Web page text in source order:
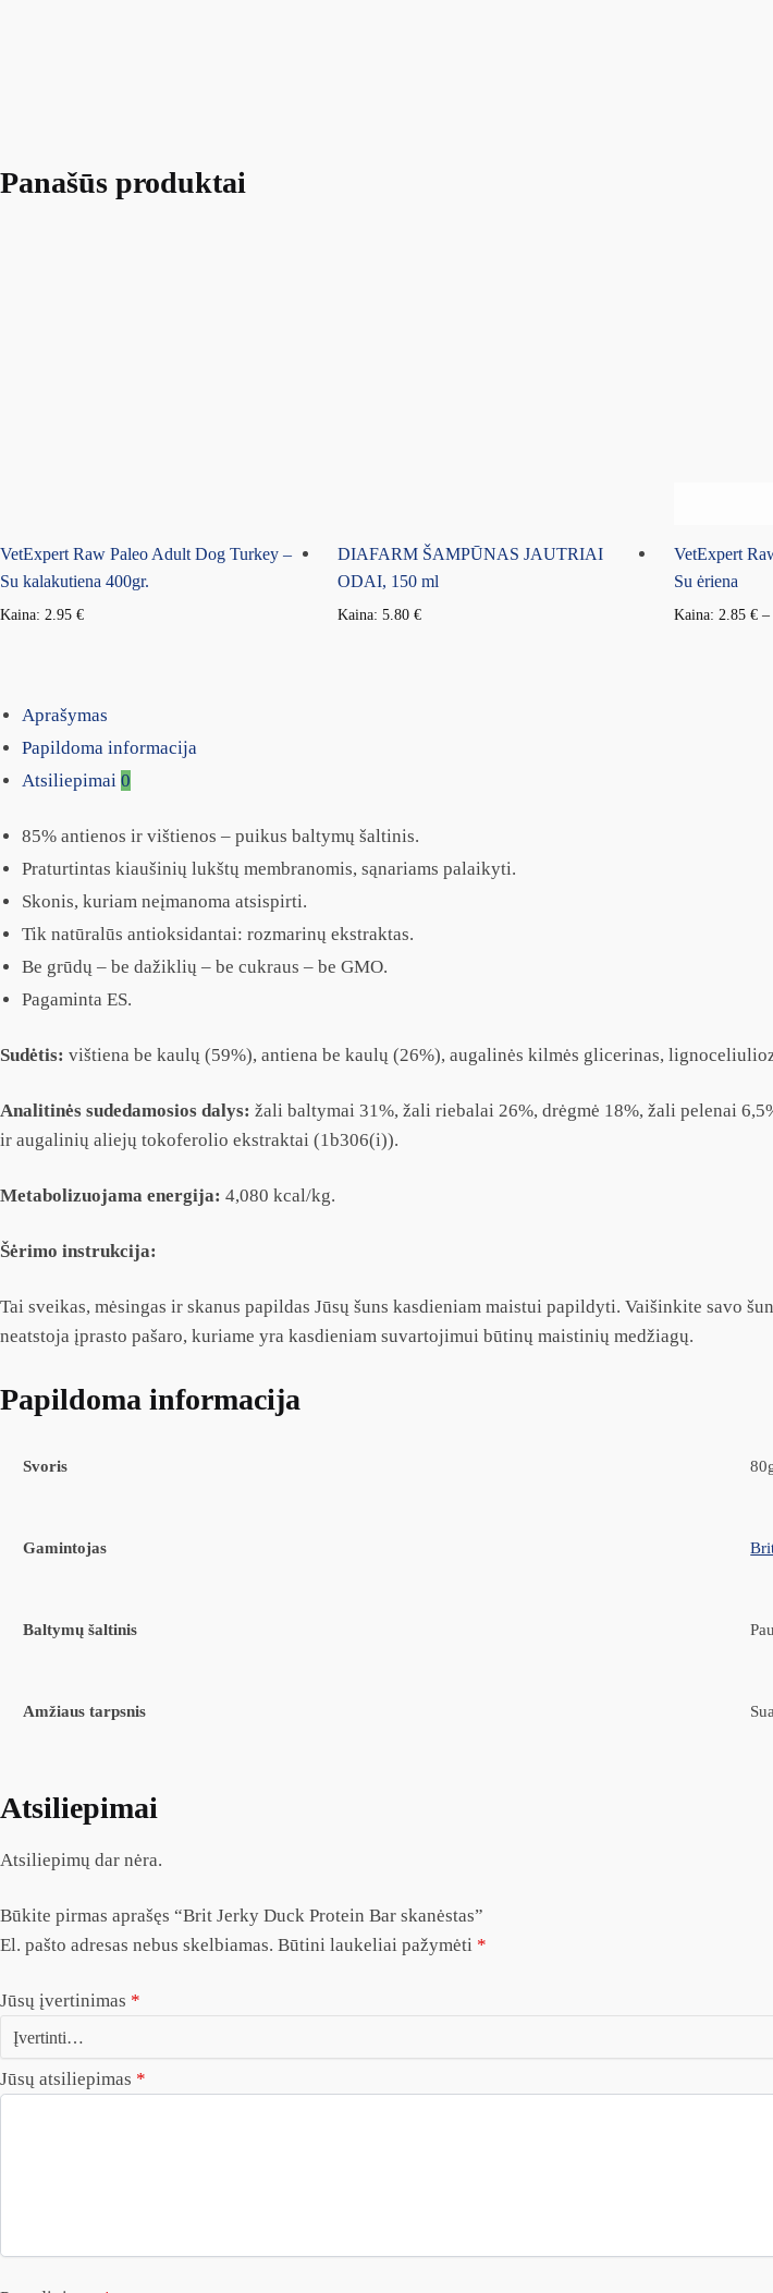
Panašūs produktai
VetExpert Raw Paleo Adult Dog Turkey –
Su kalakutiena 400gr.
Kaina: 2.95 €
DIAFARM ŠAMPŪNAS JAUTRIAI
ODAI, 150 ml
Kaina: 5.80 €
VetExpert
Su ėriena
Kaina: 2.85€
Aprašymas
Papildoma informacija
Atsiliepimai 0
85% antienos ir vištienos – puikus baltymų šaltinis.
Praturtintas kiaušinių lukštų membranomis, sąnariams palaikyti.
Skonis, kuriam neįmanoma atsispirti.
Tik natūralūs antioksidantai: rozmarinų ekstraktas.
Be grūdų – be dažiklių – be cukraus – be GMO.
Pagaminta ES.
Sudėtis: vištiena be kaulų (59%), antiena be kaulų (26%), augalinės kilmės glicerinas,
Analitinės sudedamosios dalys: žali baltymai 31%, žali riebalai 26%, drėgmė 18%, žali pelenai
ir augalinių aliejų tokoferolio ekstraktai (1b306(i)).
Metabolizuojama energija: 4,080 kcal/kg.
Šėrimo instrukcija:
Tai sveikas, mėsingas ir skanus papildas Jūsų šuns kasdieniam maistui papildyti. Vaišinkite savo
neatstoja įprasto pašaro, kuriame yra kasdieniam suvartojimui būtinų maistinių medžiagų.
Papildoma informacija
Svoris
Gamintojas
Baltymų šaltinis
Amžiaus tarpsnis
Atsiliepimai
Atsiliepimų dar nėra.
Būkite pirmas aprašęs “Brit Jerky Duck Protein Bar skanėstas”
El. pašto adresas nebus skelbiamas. Būtini laukeliai pažymėti *
Jūsų įvertinimas *
Jūsų atsiliepimas *